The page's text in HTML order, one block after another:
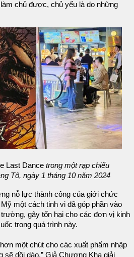
chủ được, chủ yếu là do những
Last Dance trong một rạp chiếu
Tô, ngày 1 tháng 10 năm 2024
nỗ lực thành công của giới chức
một cách tinh vi đã góp phần vào
gây tổn hại cho các đơn vị kinh
trong quá trình này.
một chút cho các xuất phẩm nhập
sẽ dồi dào,” Giả Chương Kha giải